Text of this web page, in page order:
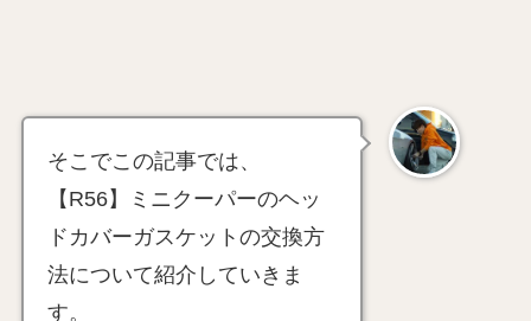
そこでこの記事では、
【R56】ミニクーパーのヘッ
ドカバーガスケットの交換方
法について紹介していきま
す。